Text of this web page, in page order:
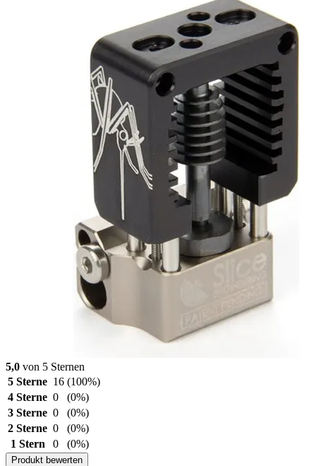
5,0 von 5 Sternen
5 Sterne 16 (100%)
4 Sterne 0
(0%)
3 Sterne 0
(0%)
2 Sterne 0
(0%)
1 Stern
0 (0%)
Produkt bewerten